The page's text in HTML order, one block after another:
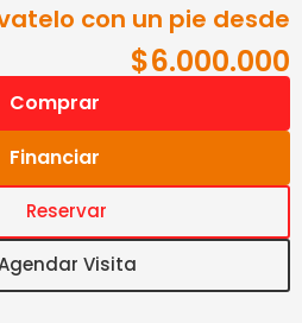
con un pie desde
$6.000.000
Comprar
Financiar
Reservar
Visita